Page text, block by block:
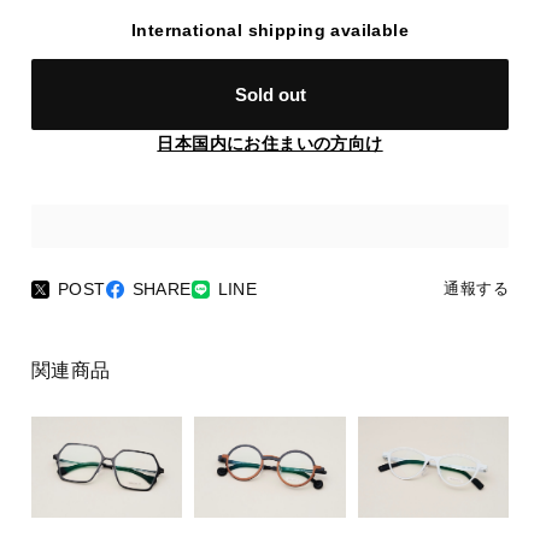
International shipping available
Sold out
日本国内にお住まいの方向け
POST SHARE LINE 通報する
関連商品